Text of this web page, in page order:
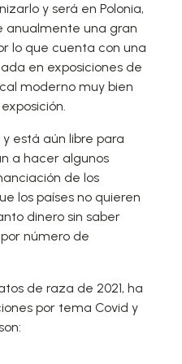
y será en Polonia,
anualmente una gran
lo que cuenta con una
en exposiciones de
moderno muy bien
está aún libre para
a hacer algunos
de los
los países no quieren
dinero sin saber
número de
de raza de 2021, ha
por tema Covid y